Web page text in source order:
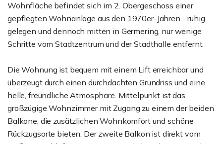
Wohnfläche befindet sich im 2. Obergeschoss einer
gepflegten Wohnanlage aus den 1970er-Jahren - ruhig
gelegen und dennoch mitten in Germering, nur wenige
Schritte vom Stadtzentrum und der Stadthalle entfernt.
Die Wohnung ist bequem mit einem Lift erreichbar und
überzeugt durch einen durchdachten Grundriss und eine
helle, freundliche Atmosphäre. Mittelpunkt ist das
großzügige Wohnzimmer mit Zugang zu einem der beiden
Balkone, die zusätzlichen Wohnkomfort und schöne
Rückzugsorte bieten. Der zweite Balkon ist direkt vom